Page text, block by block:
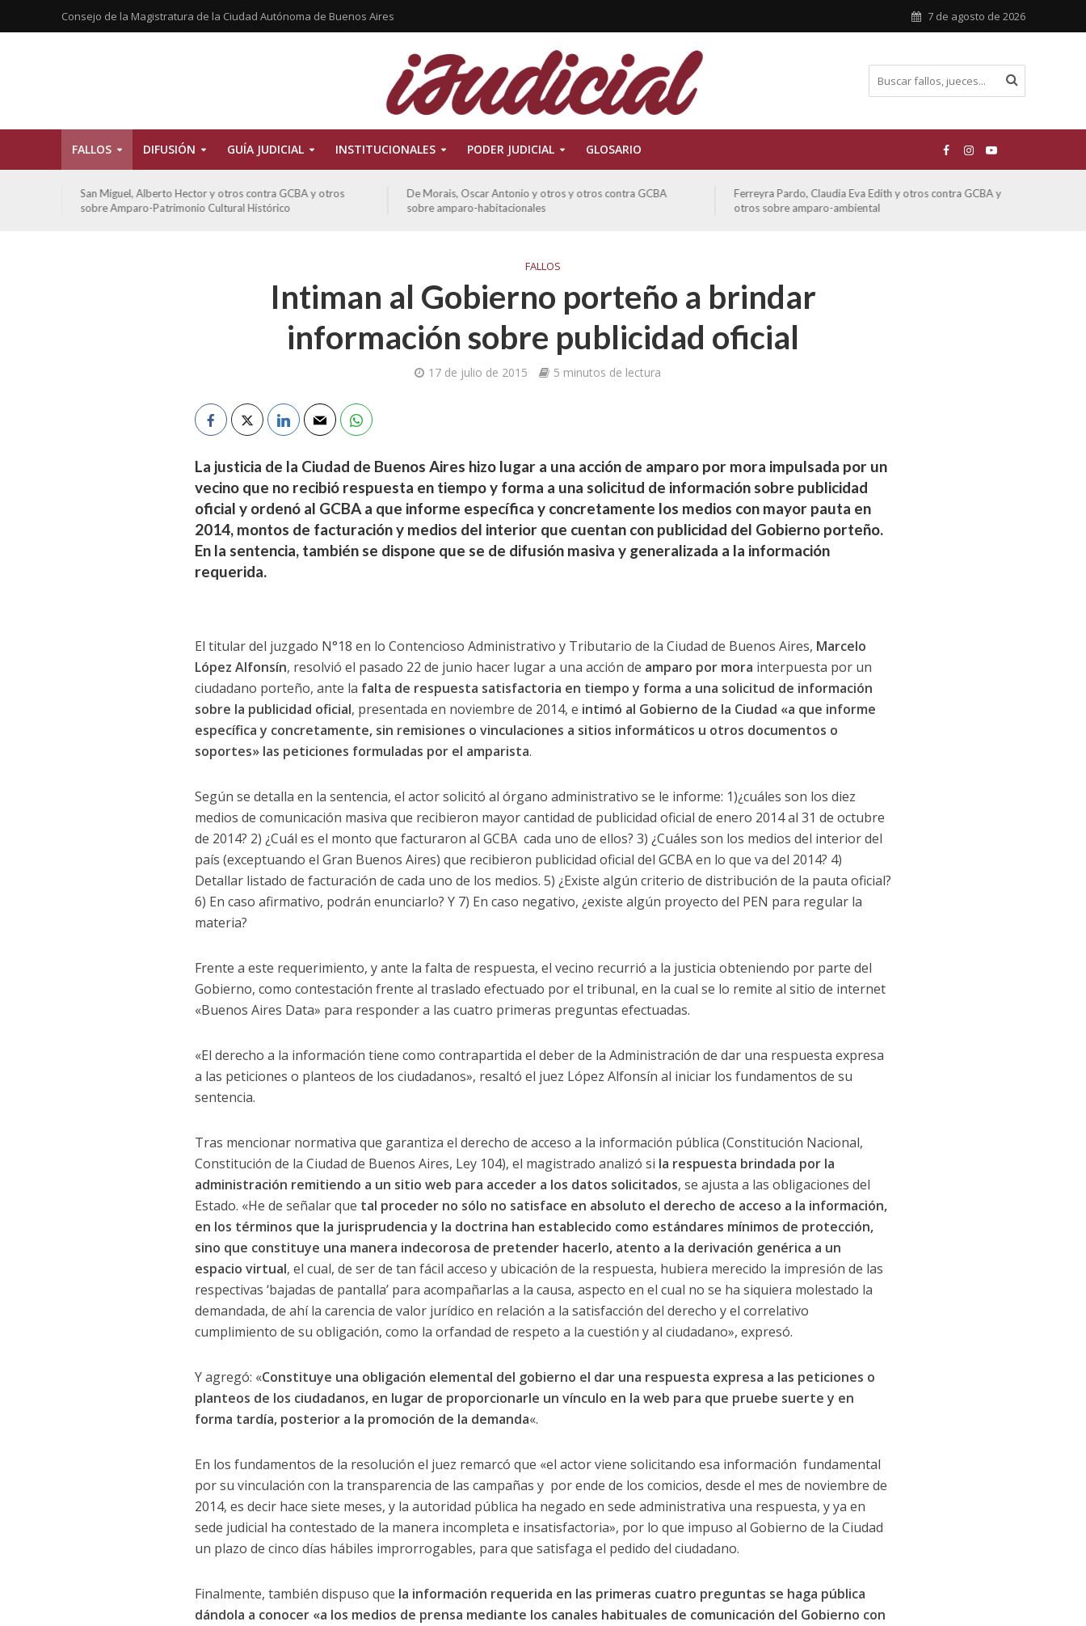
Consejo de la Magistratura de la Ciudad Autónoma de Buenos Aires 7 de agosto de 2026
FALLOS DIFUSIÓN GUÍA JUDICIAL INSTITUCIONALES PODER JUDICIAL GLOSARIO
San Miguel, Alberto Hector y otros contra GCBA y otros
sobre Amparo-Patrimonio Cultural Histórico
De Morais, Oscar Antonio y otros y otros contra GCBA
sobre amparo-habitacionales
Ferreyra Pardo, Claudia Eva Edith y otros contra GCBA y
otros sobre amparo-ambiental
FALLOS
Intiman al Gobierno porteño a brindar
información sobre publicidad oficial
17 de julio de 2015 5 minutos de lectura
La justicia de la Ciudad de Buenos Aires hizo lugar a una acción de amparo por mora impulsada por un
vecino que no recibió respuesta en tiempo y forma a una solicitud de información sobre publicidad
oficial y ordenó al GCBA a que informe específica y concretamente los medios con mayor pauta en
2014, montos de facturación y medios del interior que cuentan con publicidad del Gobierno porteño.
En la sentencia, también se dispone que se de difusión masiva y generalizada a la información
requerida.
El titular del juzgado N°18 en lo Contencioso Administrativo y Tributario de la Ciudad de Buenos Aires, Marcelo
López Alfonsín, resolvió el pasado 22 de junio hacer lugar a una acción de amparo por mora interpuesta por un
ciudadano porteño, ante la falta de respuesta satisfactoria en tiempo y forma a una solicitud de información
sobre la publicidad oficial, presentada en noviembre de 2014, e intimó al Gobierno de la Ciudad «a que informe
específica y concretamente, sin remisiones o vinculaciones a sitios informáticos u otros documentos o
soportes» las peticiones formuladas por el amparista.
Según se detalla en la sentencia, el actor solicitó al órgano administrativo se le informe: 1)¿cuáles son los diez
medios de comunicación masiva que recibieron mayor cantidad de publicidad oficial de enero 2014 al 31 de octubre
de 2014? 2) ¿Cuál es el monto que facturaron al GCBA cada uno de ellos? 3) ¿Cuáles son los medios del interior del
país (exceptuando el Gran Buenos Aires) que recibieron publicidad oficial del GCBA en lo que va del 2014? 4)
Detallar listado de facturación de cada uno de los medios. 5) ¿Existe algún criterio de distribución de la pauta oficial?
6) En caso afirmativo, podrán enunciarlo? Y 7) En caso negativo, ¿existe algún proyecto del PEN para regular la
materia?
Frente a este requerimiento, y ante la falta de respuesta, el vecino recurrió a la justicia obteniendo por parte del
Gobierno, como contestación frente al traslado efectuado por el tribunal, en la cual se lo remite al sitio de internet
«Buenos Aires Data» para responder a las cuatro primeras preguntas efectuadas.
«El derecho a la información tiene como contrapartida el deber de la Administración de dar una respuesta expresa
a las peticiones o planteos de los ciudadanos», resaltó el juez López Alfonsín al iniciar los fundamentos de su
sentencia.
Tras mencionar normativa que garantiza el derecho de acceso a la información pública (Constitución Nacional,
Constitución de la Ciudad de Buenos Aires, Ley 104), el magistrado analizó si la respuesta brindada por la
administración remitiendo a un sitio web para acceder a los datos solicitados, se ajusta a las obligaciones del
Estado. «He de señalar que tal proceder no sólo no satisface en absoluto el derecho de acceso a la información,
en los términos que la jurisprudencia y la doctrina han establecido como estándares mínimos de protección,
sino que constituye una manera indecorosa de pretender hacerlo, atento a la derivación genérica a un
espacio virtual, el cual, de ser de tan fácil acceso y ubicación de la respuesta, hubiera merecido la impresión de las
respectivas ‘bajadas de pantalla’ para acompañarlas a la causa, aspecto en el cual no se ha siquiera molestado la
demandada, de ahí la carencia de valor jurídico en relación a la satisfacción del derecho y el correlativo
cumplimiento de su obligación, como la orfandad de respeto a la cuestión y al ciudadano», expresó.
Y agregó: «Constituye una obligación elemental del gobierno el dar una respuesta expresa a las peticiones o
planteos de los ciudadanos, en lugar de proporcionarle un vínculo en la web para que pruebe suerte y en
forma tardía, posterior a la promoción de la demanda«.
En los fundamentos de la resolución el juez remarcó que «el actor viene solicitando esa información fundamental
por su vinculación con la transparencia de las campañas y por ende de los comicios, desde el mes de noviembre de
2014, es decir hace siete meses, y la autoridad pública ha negado en sede administrativa una respuesta, y ya en
sede judicial ha contestado de la manera incompleta e insatisfactoria», por lo que impuso al Gobierno de la Ciudad
un plazo de cinco días hábiles improrrogables, para que satisfaga el pedido del ciudadano.
Finalmente, también dispuso que la información requerida en las primeras cuatro preguntas se haga pública
dándola a conocer «a los medios de prensa mediante los canales habituales de comunicación del Gobierno con